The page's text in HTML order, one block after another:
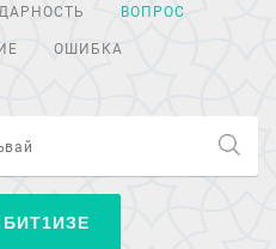
ВОПРОС
ОШИБКА